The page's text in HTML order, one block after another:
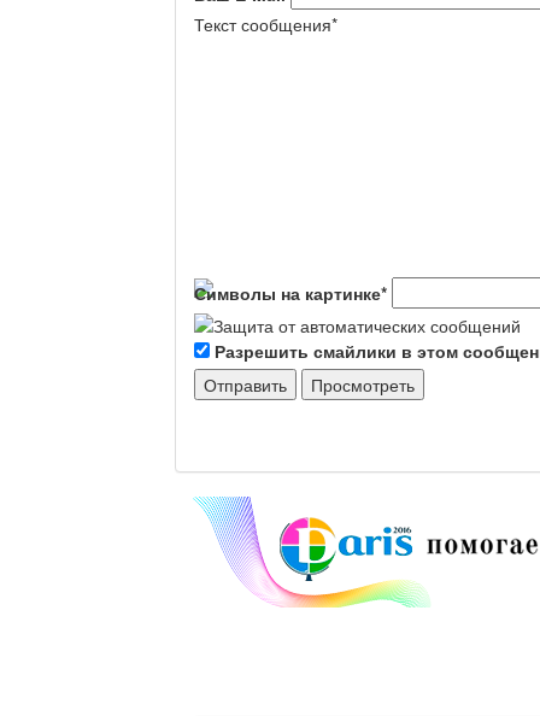
Текст сообщения*
Символы на картинке*
Разрешить смайлики в этом